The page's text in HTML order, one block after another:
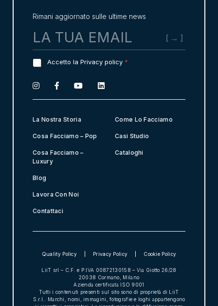
La Nostra Storia
Cosa Facciamo – Pop
Cosa Facciamo –
Luxury
Come Lo Facciamo
Casi Studio
Cataloghi
Blog
Lavora Con Noi
Contattaci
Rimani aggiornato sulle ultime news
E
m
a
iG
P
R
A
r
e
e
n
*
Accetto la Privacy policy *
LiiT srl – C.F. e P.IVA 00872130158 – Via Giotto 26/28
20038 Cormano, Milano
Azienda certificata ISO 9001
Tutti i contenuti presenti sul sito sono di proprietà di LiiT
S.r.l.. Marchi, nomi, immagini, fotografie e loghi appartengono
Quality Policy Privacy Policy Cookie Policy